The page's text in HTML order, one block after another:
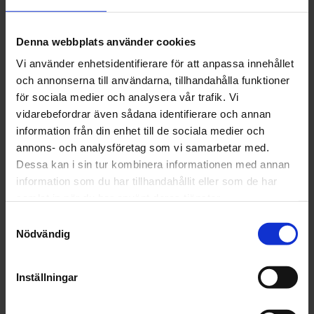
Denna webbplats använder cookies
Vi använder enhetsidentifierare för att anpassa innehållet
och annonserna till användarna, tillhandahålla funktioner
för sociala medier och analysera vår trafik. Vi
vidarebefordrar även sådana identifierare och annan
information från din enhet till de sociala medier och
annons- och analysföretag som vi samarbetar med.
Dessa kan i sin tur kombinera informationen med annan
information som du har tillhandahållit eller som de har
Nödvändig
Inställningar
PPWR träder i kraft 12 augusti 2026 –
ÄR NI REDO?
07 juli 2026
Nyhet
Rekordstort konkurrensskadestånd